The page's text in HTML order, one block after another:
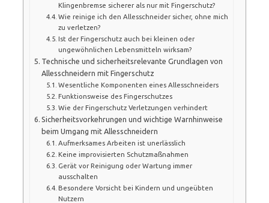
Klingenbremse sicherer als nur mit Fingerschutz?
Wie reinige ich den Allesschneider sicher, ohne mich
zu verletzen?
Ist der Fingerschutz auch bei kleinen oder
ungewöhnlichen Lebensmitteln wirksam?
Technische und sicherheitsrelevante Grundlagen von
Allesschneidern mit Fingerschutz
Wesentliche Komponenten eines Allesschneiders
Funktionsweise des Fingerschutzes
Wie der Fingerschutz Verletzungen verhindert
Sicherheitsvorkehrungen und wichtige Warnhinweise
beim Umgang mit Allesschneidern
Aufmerksames Arbeiten ist unerlässlich
Keine improvisierten Schutzmaßnahmen
Gerät vor Reinigung oder Wartung immer
ausschalten
Besondere Vorsicht bei Kindern und ungeübten
Nutzern